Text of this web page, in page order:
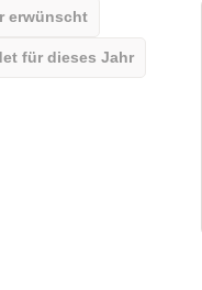
erwünscht
für dieses Jahr